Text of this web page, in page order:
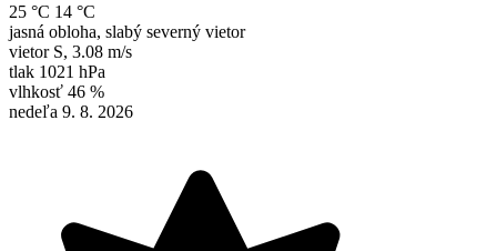
25 °C 14 °C
jasná obloha, slabý severný vietor
vietor S, 3.08 m/s
tlak 1021 hPa
vlhkosť 46 %
nedeľa 9. 8. 2026